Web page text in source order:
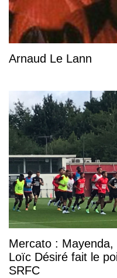
Arnaud Le Lann
Mercato :
Loïc Désiré fait le
SRFC